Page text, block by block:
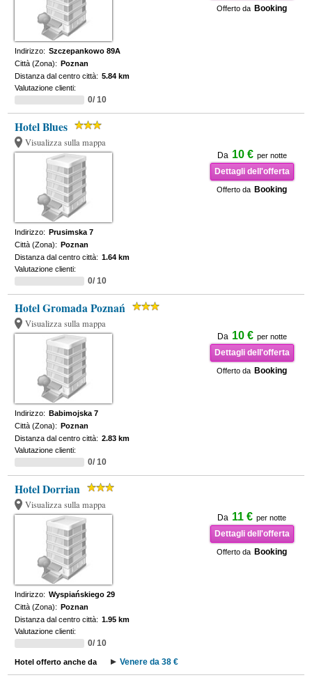
Offerto da Booking
Indirizzo: Szczepankowo 89A
Città (Zona): Poznan
Distanza dal centro città: 5.84 km
Valutazione clienti:
0/ 10
Hotel Blues
Visualizza sulla mappa
Da 10 € per notte
Dettagli dell'offerta
Offerto da Booking
Indirizzo: Prusimska 7
Città (Zona): Poznan
Distanza dal centro città: 1.64 km
Valutazione clienti:
0/ 10
Hotel Gromada Poznań
Visualizza sulla mappa
Da 10 € per notte
Dettagli dell'offerta
Offerto da Booking
Indirizzo: Babimojska 7
Città (Zona): Poznan
Distanza dal centro città: 2.83 km
Valutazione clienti:
0/ 10
Hotel Dorrian
Visualizza sulla mappa
Da 11 € per notte
Dettagli dell'offerta
Offerto da Booking
Indirizzo: Wyspiańskiego 29
Città (Zona): Poznan
Distanza dal centro città: 1.95 km
Valutazione clienti:
0/ 10
Hotel offerto anche da Venere da 38 €